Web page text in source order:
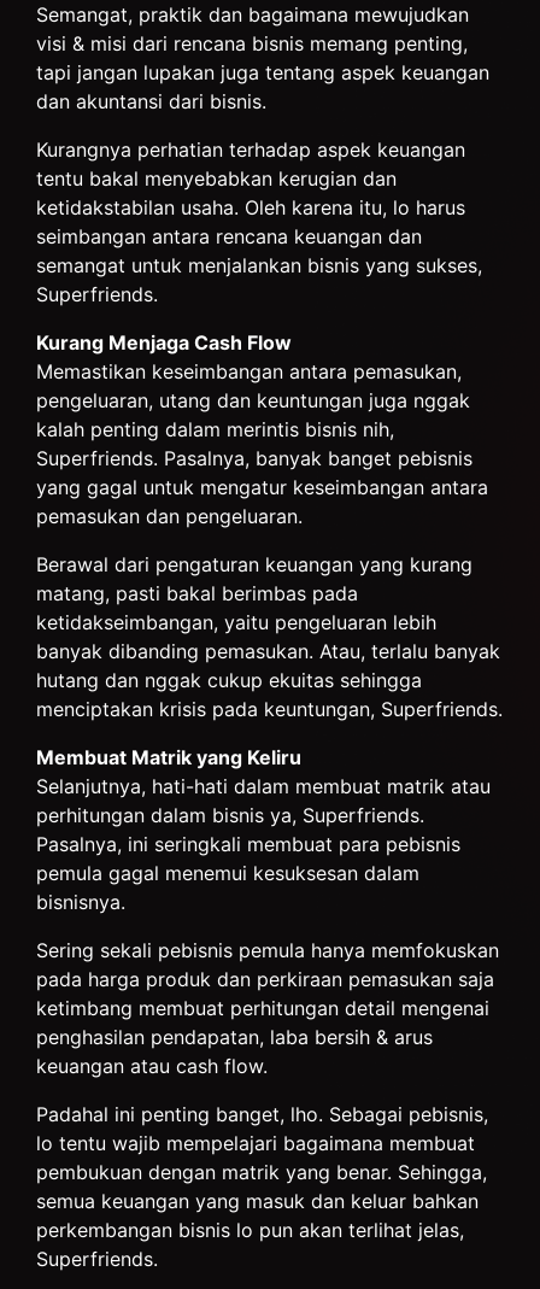
Semangat, praktik dan bagaimana mewujudkan
visi & misi dari rencana bisnis memang penting,
tapi jangan lupakan juga tentang aspek keuangan
dan akuntansi dari bisnis.
Kurangnya perhatian terhadap aspek keuangan
tentu bakal menyebabkan kerugian dan
ketidakstabilan usaha. Oleh karena itu, lo harus
seimbangan antara rencana keuangan dan
semangat untuk menjalankan bisnis yang sukses,
Superfriends.
Kurang Menjaga Cash Flow
Memastikan keseimbangan antara pemasukan,
pengeluaran, utang dan keuntungan juga nggak
kalah penting dalam merintis bisnis nih,
Superfriends. Pasalnya, banyak banget pebisnis
yang gagal untuk mengatur keseimbangan antara
pemasukan dan pengeluaran.
Berawal dari pengaturan keuangan yang kurang
matang, pasti bakal berimbas pada
ketidakseimbangan, yaitu pengeluaran lebih
banyak dibanding pemasukan. Atau, terlalu banyak
hutang dan nggak cukup ekuitas sehingga
menciptakan krisis pada keuntungan, Superfriends.
Membuat Matrik yang Keliru
Selanjutnya, hati-hati dalam membuat matrik atau
perhitungan dalam bisnis ya, Superfriends.
Pasalnya, ini seringkali membuat para pebisnis
pemula gagal menemui kesuksesan dalam
bisnisnya.
Sering sekali pebisnis pemula hanya memfokuskan
pada harga produk dan perkiraan pemasukan saja
ketimbang membuat perhitungan detail mengenai
penghasilan pendapatan, laba bersih & arus
keuangan atau cash flow.
Padahal ini penting banget, lho. Sebagai pebisnis,
lo tentu wajib mempelajari bagaimana membuat
pembukuan dengan matrik yang benar. Sehingga,
semua keuangan yang masuk dan keluar bahkan
perkembangan bisnis lo pun akan terlihat jelas,
Superfriends.